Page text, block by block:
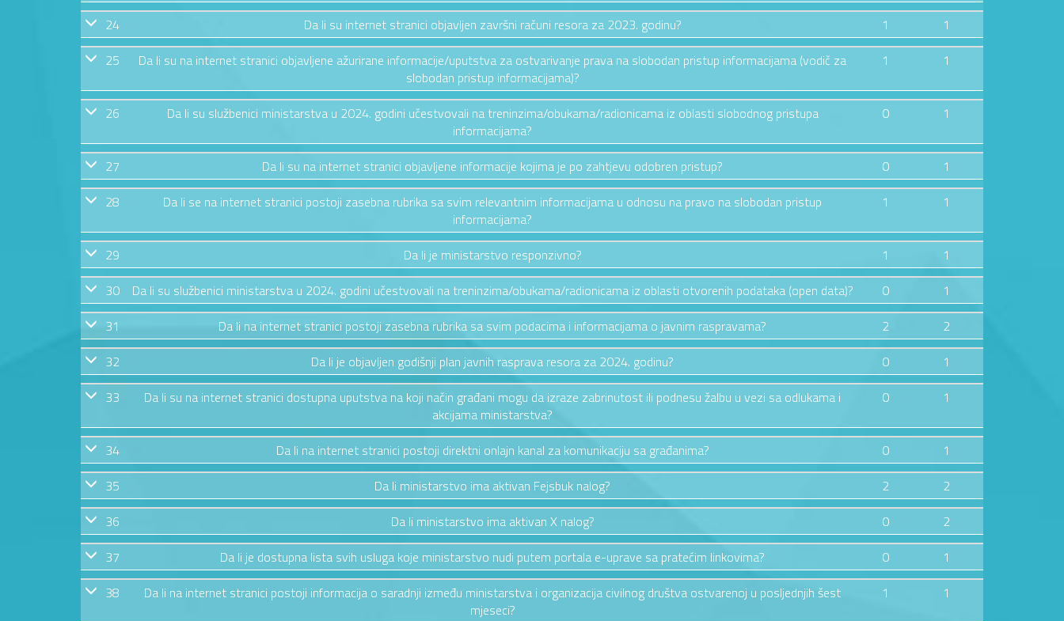
24
Da li su internet stranici objavljen završni računi resora za 2023. godinu? 1
1
25
Da li su na internet stranici objavljene ažurirane informacije/uputstva za ostvarivanje prava na slobodan pristup informacijama (vodič za
slobodan pristup informacijama)?
1 1
26
Da li su službenici ministarstva u 2024. godini učestvovali na treninzima/obukama/radionicama iz oblasti slobodnog pristupa
informacijama?
0 1
27 Da li su na internet stranici objavljene informacije kojima je po zahtjevu odobren pristup? 0
1
28
Da li se na internet stranici postoji zasebna rubrika sa svim relevantnim informacijama u odnosu na pravo na slobodan pristup
informacijama?
1 1
29 Da li je ministarstvo responzivno? 1
1
30
Da li su službenici ministarstva u 2024. godini učestvovali na treninzima/obukama/radionicama iz oblasti otvorenih podataka (open data)? 0
1
31
Da li na internet stranici postoji zasebna rubrika sa svim podacima i informacijama o javnim raspravama? 2
2
32
Da li je objavljen godišnji plan javnih rasprava resora za 2024. godinu? 0
1
33
Da li su na internet stranici dostupna uputstva na koji način građani mogu da izraze zabrinutost ili podnesu žalbu u vezi sa odlukama i
akcijama ministarstva?
0 1
34 Da li na internet stranici postoji direktni onlajn kanal za komunikaciju sa građanima? 0
1
35
Da li ministarstvo ima aktivan Fejsbuk nalog? 2
2
36
Da li ministarstvo ima aktivan X nalog? 0
2
37
Da li je dostupna lista svih usluga koje ministarstvo nudi putem portala e-uprave sa pratećim linkovima? 0
1
38
Da li na internet stranici postoji informacija o saradnji između ministarstva i organizacija civilnog društva ostvarenoj u posljednjih šest
mjeseci?
1 1